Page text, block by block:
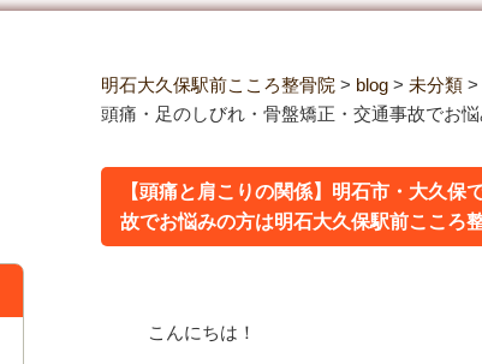
明石大久保駅前こころ整骨院 > blog > 未分類 >
頭痛・足のしびれ・骨盤矯正・交通事故でお
【頭痛と肩こりの関係】明石市・大久
故でお悩みの方は明石大久保駅前こころ
こんにちは！